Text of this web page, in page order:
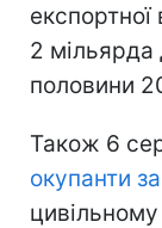
2 мільярда
половини
Також 6
окупанти